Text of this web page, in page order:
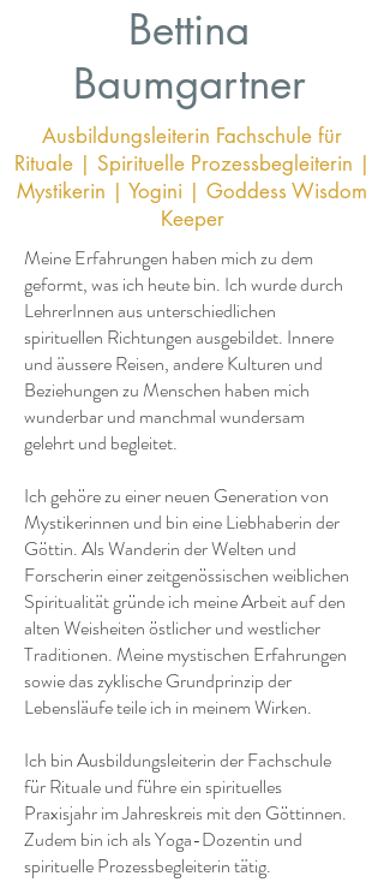
Bettina
Baumgartner
Ausbildungsleiterin Fachschule für
Rituale | Spirituelle Prozessbegleiterin |
Mystikerin | Yogini | Goddess Wisdom
Keeper
Meine Erfahrungen haben mich zu dem
geformt, was ich heute bin. Ich wurde durch
LehrerInnen aus unterschiedlichen
spirituellen Richtungen ausgebildet. Innere
und äussere Reisen, andere Kulturen und
Beziehungen zu Menschen haben mich
wunderbar und manchmal wundersam
gelehrt und begleitet.
Ich gehöre zu einer neuen Generation von
Mystikerinnen und bin eine Liebhaberin der
Göttin. Als Wanderin der Welten und
Forscherin einer zeitgenössischen weiblichen
Spiritualität gründe ich meine Arbeit auf den
alten Weisheiten östlicher und westlicher
Traditionen. Meine mystischen Erfahrungen
sowie das zyklische Grundprinzip der
Lebensläufe teile ich in meinem Wirken.
Ich bin Ausbildungsleiterin der Fachschule
für Rituale und führe ein spirituelles
Praxisjahr im Jahreskreis mit den Göttinnen.
Zudem bin ich als Yoga-Dozentin und
spirituelle Prozessbegleiterin tätig.